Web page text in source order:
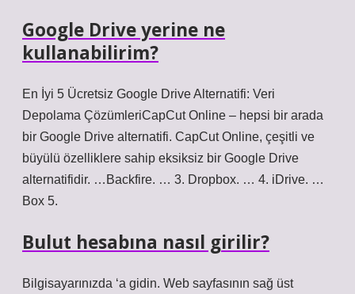
Google Drive yerine ne
kullanabilirim?
En İyi 5 Ücretsiz Google Drive Alternatifi: Veri
Depolama ÇözümleriCapCut Online – hepsi bir arada
bir Google Drive alternatifi. CapCut Online, çeşitli ve
büyülü özelliklere sahip eksiksiz bir Google Drive
alternatifidir. …Backfire. … 3. Dropbox. … 4. iDrive. …
Box 5.
Bulut hesabına nasıl girilir?
Bilgisayarınızda ‘a gidin. Web sayfasının sağ üst